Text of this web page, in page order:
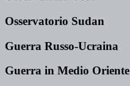
Osservatorio Sudan
Guerra Russo-Ucraina
Guerra in Medio Oriente